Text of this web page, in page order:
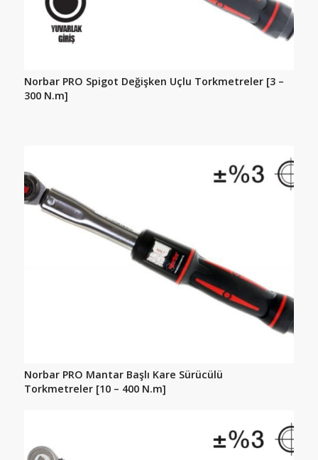
Norbar PRO Spigot Değişken Uçlu Torkmetreler [3 –
300 N.m]
Norbar PRO Mantar Başlı Kare Sürücülü
Torkmetreler [10 – 400 N.m]